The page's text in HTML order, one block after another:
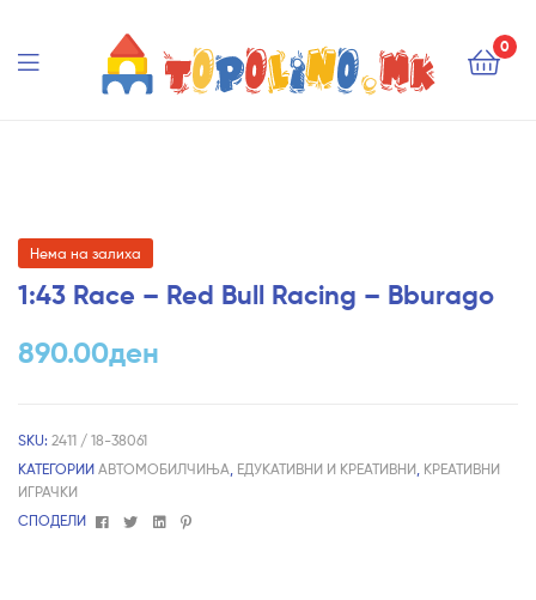
0
Нема на залиха
1:43 Race – Red Bull Racing – Bburago
890.00ден
SKU: 2411 / 18-38061
КАТЕГОРИИ АВТОМОБИЛЧИЊА ЕДУКАТИВНИ И КРЕАТИВНИ КРЕАТИВНИ
ИГРАЧКИ
СПОДЕЛИ
FacebookTwitterLinkedin
Pinterest